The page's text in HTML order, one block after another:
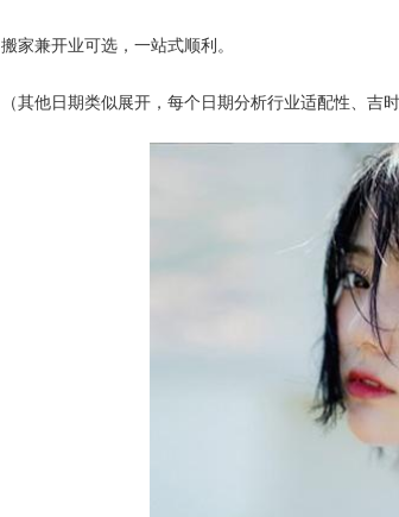
搬家兼开业可选，一站式顺利。
（其他日期类似展开，每个日期分析行业适配性、吉